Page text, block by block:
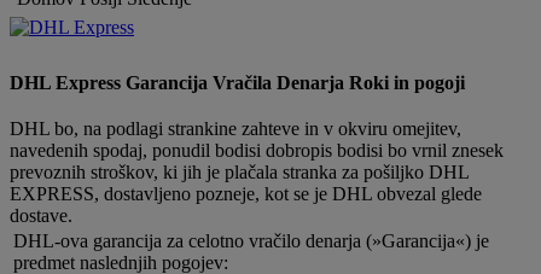
DHL Express Garancija Vračila Denarja Roki in pogoji
DHL bo, na podlagi strankine zahteve in v okviru omejitev,
navedenih spodaj, ponudil bodisi dobropis bodisi bo vrnil znesek
prevoznih stroškov, ki jih je plačala stranka za pošiljko DHL
EXPRESS, dostavljeno pozneje, kot se je DHL obvezal glede
dostave.
DHL-ova garancija za celotno vračilo denarja (»Garancija«) je
predmet naslednjih pogojev: